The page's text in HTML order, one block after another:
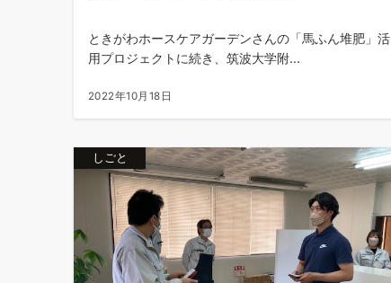
ときがわホースケアガーデンさんの「馬ふん堆肥」活
用プロジェクトに続き、筑波大学附...
2022年10月18日
しごと